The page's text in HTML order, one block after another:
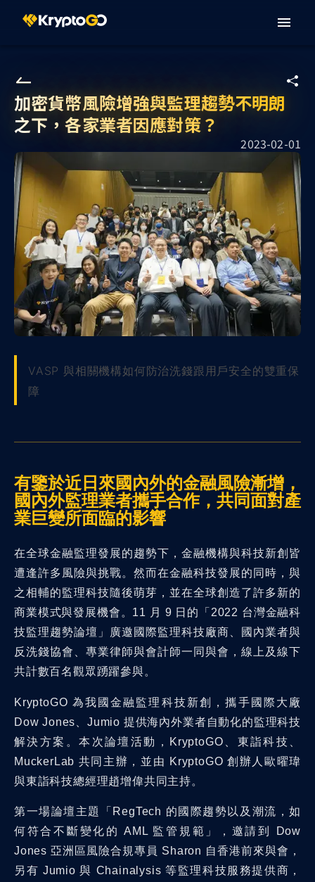
加密貨幣風險增強與監理趨勢不明朗
之下，各家業者因應對策？
2023-02-01
VASP 與相關機構如何防治洗錢跟用戶安全的雙重保
障
有鑒於近日來國內外的金融風險漸增，
國內外監理業者攜手合作，共同面對產
業巨變所面臨的影響
在全球金融監理發展的趨勢下，金融機構與科技新創皆
遭逢許多風險與挑戰。然而在金融科技發展的同時，與
之相輔的監理科技隨後萌芽，並在全球創造了許多新的
商業模式與發展機會。11 月 9 日的「2022 台灣金融科
技監理趨勢論壇」廣邀國際監理科技廠商、國內業者與
反洗錢協會、專業律師與會計師一同與會，線上及線下
共計數百名觀眾踴躍參與。
KryptoGO 為我國金融監理科技新創，攜手國際大廠
Dow Jones、Jumio 提供海內外業者自動化的監理科技
解決方案。本次論壇活動，KryptoGO、東詣科技、
MuckerLab 共同主辦，並由 KryptoGO 創辦人歐曜瑋
與東詣科技總經理趙增偉共同主持。
第一場論壇主題「RegTech 的國際趨勢以及潮流，如
何符合不斷變化的 AML 監管規範」，邀請到 Dow
Jones 亞洲區風險合規專員 Sharon 自香港前來與會，
另有 Jumio 與 Chainalysis 等監理科技服務提供商，